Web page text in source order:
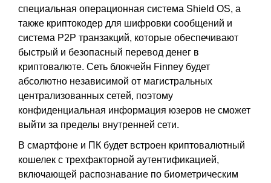
специальная операционная система Shield OS, а
также криптокодер для шифровки сообщений и
система P2P транзакций, которые обеспечивают
быстрый и безопасный перевод денег в
криптовалюте. Сеть блокчейн Finney будет
абсолютно независимой от магистральных
централизованных сетей, поэтому
конфиденциальная информация юзеров не сможет
выйти за пределы внутренней сети.
В смартфоне и ПК будет встроен криптовалютный
кошелек с трехфакторной аутентификацией,
включающей распознавание по биометрическим